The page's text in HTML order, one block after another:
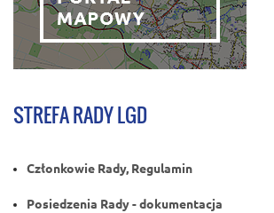
STREFA RADY LGD
Członkowie Rady, Regulamin
Posiedzenia Rady - dokumentacja